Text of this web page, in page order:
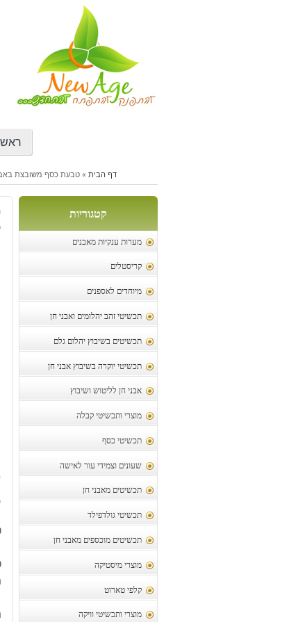
דף הבית »טבעת כסף משובצת באבן
קטגוריות
מערות ענקיות מאבנים
קריסטלים
מיוחדים לאספנים
תכשיטי זהב יהלומים ואבני חן
תכשיטים בשיבוץ יהלום גלם
תכשיטי יוקרה בשיבוץ אבני חן
אבני חן לליטוש ושיבוץ
מוצרי ותכשיטי קבלה
תכשיטי כסף
שעונים וצמידי עור לאישה
תכשיטים מאבני חן
תכשיטי גולדפילד
תכשיטים מוכספים מאבני חן
מוצרי מיסטיקה
קלפי טארוט
מוצרי ותכשיטי וויקה